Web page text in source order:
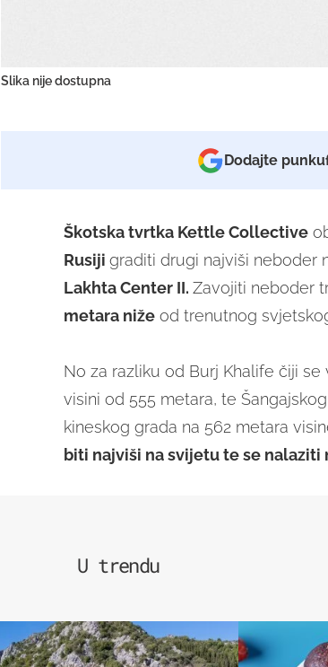
Slika nije dostupna
Dodajte
Škotska tvrtka Kettle Collective
Rusiji graditi drugi najviši neboder
Lakhta Center II. Zavojiti neboder
metara nižeod trenutnog
No za razliku od Burj Khalife čiji
visini od 555 metara, te
kineskog grada na 562 metara
biti najviši na svijetu te se nalaziti
U trendu